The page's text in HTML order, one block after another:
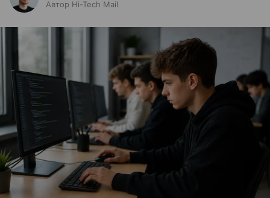
Автор Hi-Tech Mail